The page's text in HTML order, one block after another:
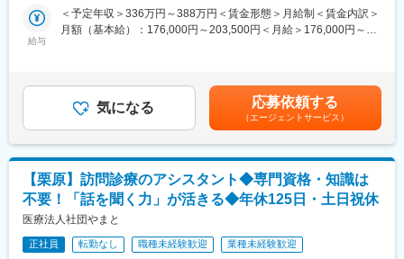
変更の範囲：会社の定める業務
アドバイザーとして独り立ちしていただきます。平均3か月でアド
バイザーになっていただきます。１年後にはカウンセラーを目指
店舗により異なりますが、大きい店舗では7～8名、小さい店舗で
は2～3名が配属されています。
サロン配属後は、接客や専門技術・知識を磨き、１年後にはカウ
ンセラー、さらには店長を目指していただくことが可能です。
■社風について：
社員一人一人を大事にしており、成長にも重きを置いています。
例えば、サロンスタッフにおいては、入社後、長年サロンで経験
を積んだベテランの先輩が座学・実技を通して、発毛・育毛の基
・身体計測
・PC使用の受付及び検体（血液等）取り扱い業務
場へ移動します。
■入社後の流れ：
まずは既存社員の方と検診現場に行っていただき、現場で一緒に
業務をこなしながら、
徐々に覚えていただく予定になります。
給与
＜予定年収＞336万円～388万円＜賃金形態＞月給制＜賃金内訳＞
月額（基本給）：176,000円～203,500円＜月給＞176,000円～
金はあくまでも目安の金額であり、選考を通じて上下する可能性
があります。月給(月額)は固定手当を含めた表記です。
気になる 応募依頼する
（エージェントサービス）
【栗原】訪問診療のアシスタント◆専門資格・知識は
不要！「話を聞く力」が活きる◆年休125日・土日祝休
医療法人社団やまと
正社員 転勤なし 職種未経験歓迎 業種未経験歓迎